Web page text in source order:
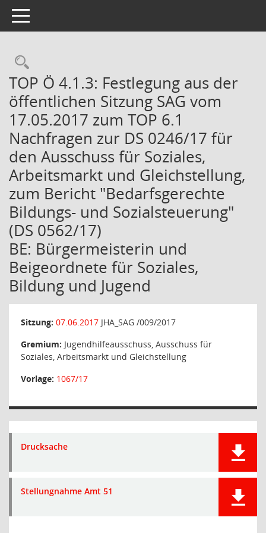
Toggle navigation
Rechercheauswahl
TOP Ö 4.1.3: Festlegung aus der
öffentlichen Sitzung SAG vom
17.05.2017 zum TOP 6.1
Nachfragen zur DS 0246/17 für
den Ausschuss für Soziales,
Arbeitsmarkt und Gleichstellung,
zum Bericht "Bedarfsgerechte
Bildungs- und Sozialsteuerung"
(DS 0562/17)
BE: Bürgermeisterin und
Beigeordnete für Soziales,
Bildung und Jugend
Sitzung: 07.06.2017 JHA_SAG /009/2017
Gremium: Jugendhilfeausschuss, Ausschuss für
Soziales, Arbeitsmarkt und Gleichstellung
Vorlage: 1067/17
Drucksache
Stellungnahme Amt 51